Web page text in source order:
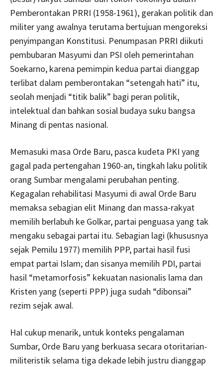
Pemberontakan PRRI (1958-1961), gerakan politik dan
militer yang awalnya terutama bertujuan mengoreksi
penyimpangan Konstitusi. Penumpasan PRRI diikuti
pembubaran Masyumi dan PSI oleh pemerintahan
Soekarno, karena pemimpin kedua partai dianggap
terlibat dalam pemberontakan “setengah hati” itu,
seolah menjadi “titik balik” bagi peran politik,
intelektual dan bahkan sosial budaya suku bangsa
Minang di pentas nasional.
Memasuki masa Orde Baru, pasca kudeta PKI yang
gagal pada pertengahan 1960-an, tingkah laku politik
orang Sumbar mengalami perubahan penting.
Kegagalan rehabilitasi Masyumi di awal Orde Baru
memaksa sebagian elit Minang dan massa-rakyat
memilih berlabuh ke Golkar, partai penguasa yang tak
mengaku sebagai partai itu. Sebagian lagi (khususnya
sejak Pemilu 1977) memilih PPP, partai hasil fusi
empat partai Islam; dan sisanya memilih PDI, partai
hasil “metamorfosis” kekuatan nasionalis lama dan
Kristen yang (seperti PPP) juga sudah “dibonsai”
rezim sejak awal.
Hal cukup menarik, untuk konteks pengalaman
Sumbar, Orde Baru yang berkuasa secara otoritarian-
militeristik selama tiga dekade lebih justru dianggap